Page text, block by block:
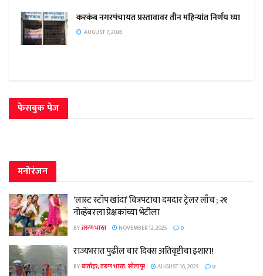
करकंब नगरपंचायत प्रस्तावावर तीन महिन्यांत निर्णय घ्या
AUGUST 7, 2026
फेसबुक पेज
मनोरंजन
‘लास्ट स्टॉप खांदा’ चित्रपटाचा दमदार ट्रेलर लाँच ; २१
नोव्हेंबरला प्रेक्षकांच्या भेटीला
BYतरुण भारत NOVEMBER 12, 2025 0
राज्यभरात पुढील चार दिवस अतिवृष्टीचा इशारा!
BYवार्ताहर, तरुण भारत, सोलापूर AUGUST 16, 2025 0